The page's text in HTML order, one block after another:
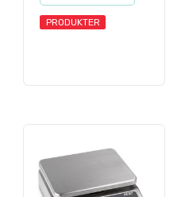
PRODUKTER